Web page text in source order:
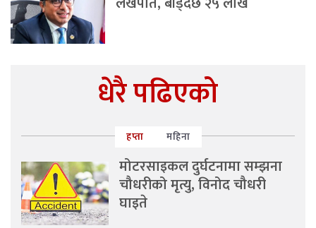
धेरै पढिएको
हप्ता महिना
मोटरसाइकल दुर्घटनामा सम्झना
चौधरीको मृत्यु, विनोद चौधरी
घाइते